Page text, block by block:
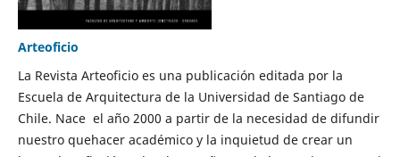
Arteoficio
La Revista Arteoficio es una publicación editada por la
Escuela de Arquitectura de la Universidad de Santiago de
Chile. Nace el año 2000 a partir de la necesidad de difundir
nuestro quehacer académico y la inquietud de crear un